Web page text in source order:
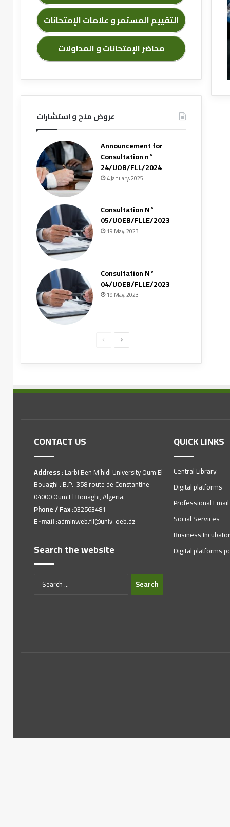
التقييم المستمر و علامات الإمتحانات
محاضر الإمتحانات و المداولات
عروض منح و استشارات
Announcement for
Consultation n°
24/UOB/FLL/2024
4 January، 2025
Consultation N°
05/UOEB/FLLE/2023
19 May، 2023
Consultation N°
04/UOEB/FLLE/2023
19 May، 2023
CONTACT US
Address :Larbi Ben M’hidi University Oum El
Bouaghi . B.P. 358 route de Constantine
04000 Oum El Bouaghi, Algeria.
Phone / Fax :032563481
E-mail :adminweb.fll@univ-oeb.dz
Search the website
QUICK LINKS
Central Library
Digital platforms
Professional Email
Social Services
Business Incubator
Digital platforms